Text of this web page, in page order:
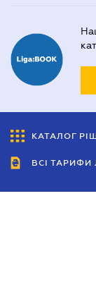
КАТАЛОГ
ВСІ ТАРИФИ